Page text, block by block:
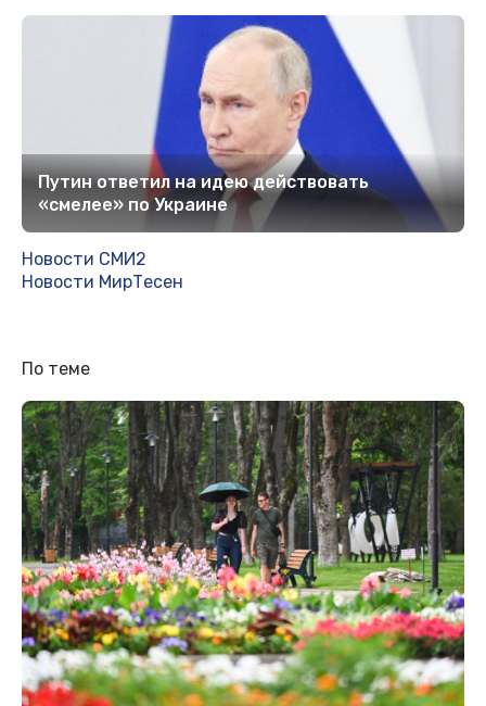
Путин ответил на идею действовать
«смелее» по Украине
Новости СМИ2
Новости МирТесен
По теме